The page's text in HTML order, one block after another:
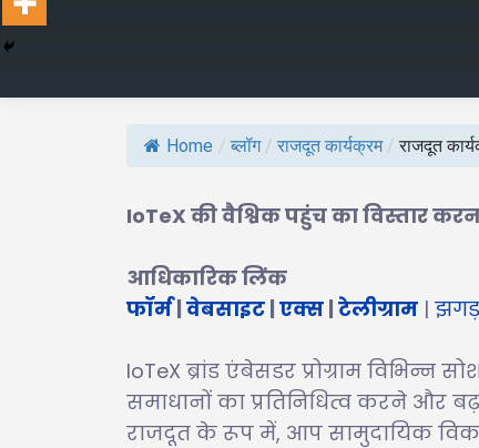
Home / ब्लॉग / राजदूत कार्यक्रम / राजदूत
IoTeX की वैश्विक पहुंच का विस्तार
आधिकारिक लिंक
फॉर्म| वेबसाइट | एक्स | टेलीग्राम |
IoTeX ब्रांड एंबेसडर प्रोग्राम
समाधानों का प्रतिनिधित्व करने और
राजदूत के रूप में, आप सामुदायिक